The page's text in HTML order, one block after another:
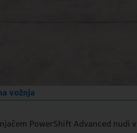
vožnja
PowerShift Advanced